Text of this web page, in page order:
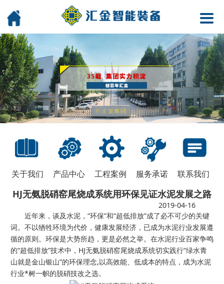
关于我们 产品中心 工程案例 服务承诺 联系我们
HJ无氨脱硝窑尾烧成系统用环保见证水泥发展之路
2019-04-16
近年来，谈及水泥，“环保”和“超低排放”成了必不可少的关键
词。不以牺牲环境为代价，健康发展经济，已成为水泥行业发展遵
循的原则。环保是大势所趋，更是必然之举。在水泥行业百家争鸣
的“超低排放”技术中，HJ无氨脱硝窑尾烧成系统切实践行“绿水青
山就是金山银山”的环保理念,以高效能、低成本的特点，成为水泥
行业*树一帜的脱硝技改之选。